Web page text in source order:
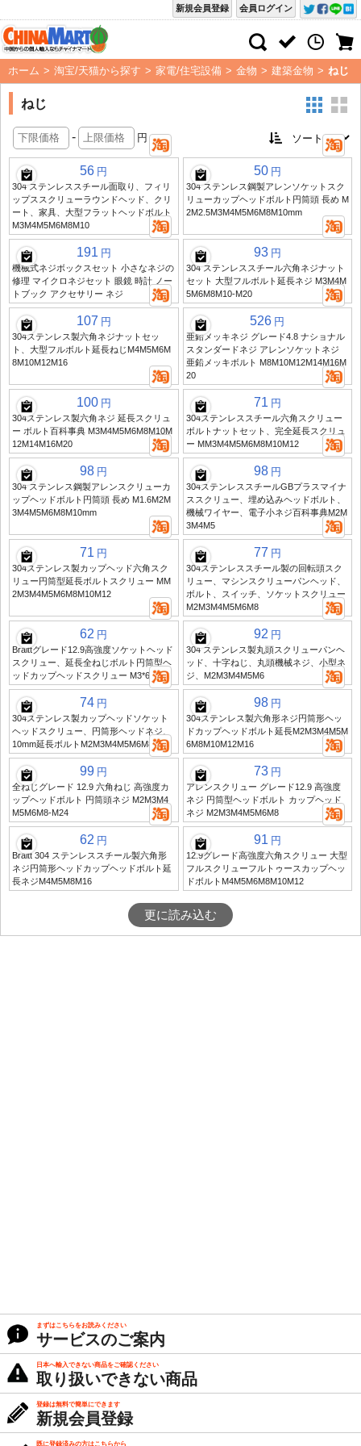
会員ログイン
新規会員登録
ホーム > 淘宝/天猫から探す > 家電/住宅設備 > 金物 > 建築金物 > ねじ
ねじ
- 円
56 円
304 ステンレススチール面取り、フィリ
ップススクリューラウンドヘッド、クリ
ート、家具、大型フラットヘッドボルト
M3M4M5M6M8M10
50 円
304 ステンレス鋼製アレンソケットスク
リューカップヘッドボルト円筒頭 長め M
2M2.5M3M4M5M6M8M10mm
191 円
機械式ネジボックスセット 小さなネジの
修理 マイクロネジセット 眼鏡 時計 ノー
トブック アクセサリー ネジ
93 円
304 ステンレススチール六角ネジナット
セット 大型フルボルト延長ネジ M3M4M
5M6M8M10-M20
107 円
304ステンレス製六角ネジナットセッ
ト、大型フルボルト延長ねじM4M5M6M
8M10M12M16
526 円
亜鉛メッキネジ グレード4.8 ナショナル
スタンダードネジ アレンソケットネジ
亜鉛メッキボルト M8M10M12M14M16M
20
100 円
304ステンレス製六角ネジ 延長スクリュ
ー ボルト百科事典 M3M4M5M6M8M10M
12M14M16M20
71 円
304ステンレススチール六角スクリュー
ボルトナットセット、完全延長スクリュ
ー MM3M4M5M6M8M10M12
98 円
304 ステンレス鋼製アレンスクリューカ
ップヘッドボルト円筒頭 長め M1.6M2M
3M4M5M6M8M10mm
98 円
304ステンレススチールGBプラスマイナ
ススクリュー、埋め込みヘッドボルト、
機械ワイヤー、電子小ネジ百科事典M2M
3M4M5
71 円
304ステンレス製カップヘッド六角スク
リュー円筒型延長ボルトスクリュー MM
2M3M4M5M6M8M10M12
77 円
304ステンレススチール製の回転頭スク
リュー、マシンスクリューパンヘッド、
ボルト、スイッチ、ソケットスクリュー
M2M3M4M5M6M8
62 円
Braittグレード12.9高強度ソケットヘッド
スクリュー、延長全ねじボルト円筒型ヘ
ッドカップヘッドスクリュー M3*6X8
92 円
304 ステンレス製丸頭スクリューパンヘ
ッド、十字ねじ、丸頭機械ネジ、小型ネ
ジ、M2M3M4M5M6
74 円
304ステンレス製カップヘッドソケット
ヘッドスクリュー、円筒形ヘッドネジ、
10mm延長ボルトM2M3M4M5M6M8
98 円
304ステンレス製六角形ネジ円筒形ヘッ
ドカップヘッドボルト延長M2M3M4M5M
6M8M10M12M16
99 円
全ねじグレード 12.9 六角ねじ 高強度カ
ップヘッドボルト 円筒頭ネジ M2M3M4
M5M6M8-M24
73 円
アレンスクリュー グレード12.9 高強度
ネジ 円筒型ヘッドボルト カップヘッド
ネジ M2M3M4M5M6M8
62 円
Braitt 304 ステンレススチール製六角形
ネジ円筒形ヘッドカップヘッドボルト延
長ネジM4M5M8M16
91 円
12.9グレード高強度六角スクリュー 大型
フルスクリューフルトゥースカップヘッ
ドボルトM4M5M6M8M10M12
更に読み込む
まずはこちらをお読みください
サービスのご案内
日本へ輸入できない商品をご確認ください
取り扱いできない商品
登録は無料で簡単にできます
新規会員登録
既に登録済みの方はこちらから